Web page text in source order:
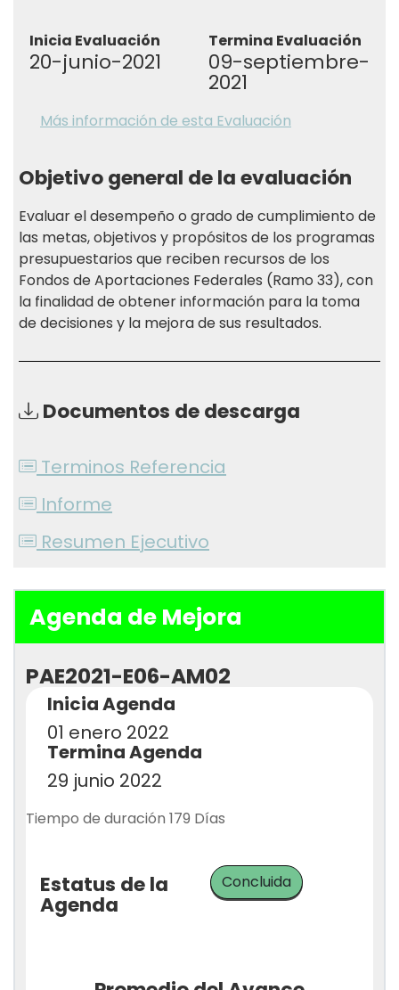
Inicia Evaluación
20-junio-2021
Termina Evaluación
09-septiembre-
2021
Más información de esta Evaluación
Objetivo general de la evaluación
Evaluar el desempeño o grado de cumplimiento de
las metas, objetivos y propósitos de los programas
presupuestarios que reciben recursos de los
Fondos de Aportaciones Federales (Ramo 33), con
la finalidad de obtener información para la toma
de decisiones y la mejora de sus resultados.
Documentos de descarga
Terminos Referencia
Informe
Resumen Ejecutivo
Agenda de Mejora
PAE2021-E06-AM02
Inicia Agenda
01 enero 2022
Termina Agenda
29 junio 2022
Tiempo de duración 179 Días
Estatus de la
Agenda
Concluida